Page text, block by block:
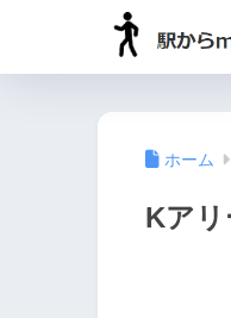
ホーム
Kア